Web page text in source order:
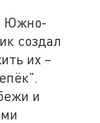
Южно-
создал
их –
и